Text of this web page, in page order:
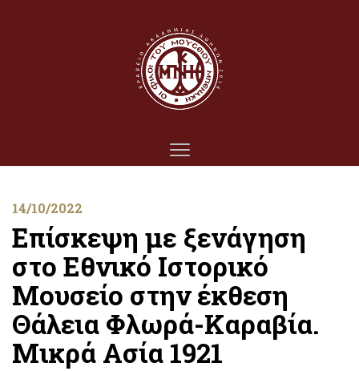
14/10/2022
Επίσκεψη με ξενάγηση
στο Εθνικό Ιστορικό
Μουσείο στην έκθεση
Θάλεια Φλωρά-Καραβία.
Μικρά Ασία 1921